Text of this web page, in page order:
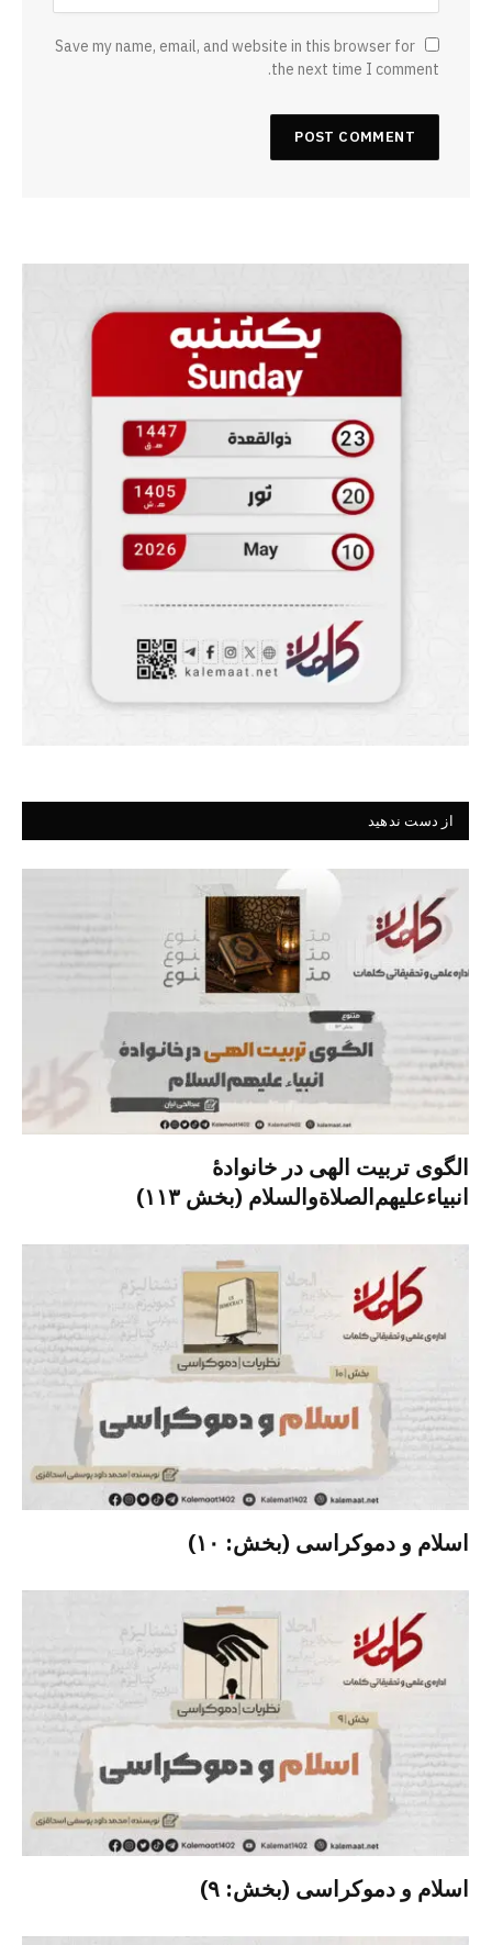
Save my name, email, and website in this browser for
the next time I comment.
از دست ندهید
الگوی تربیت الهی در خانوادۀ
انبیاءعلیهم‌الصلاةو‌السلام (بخش ۱۱۳)
اسلام و دموکراسی (بخش: ۱۰)
اسلام و دموکراسی (بخش: ۹)